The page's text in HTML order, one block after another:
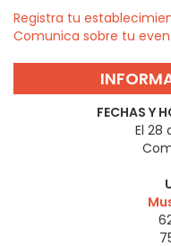
Registra tu
Comunica sobre tu
FECHAS Y
El 28